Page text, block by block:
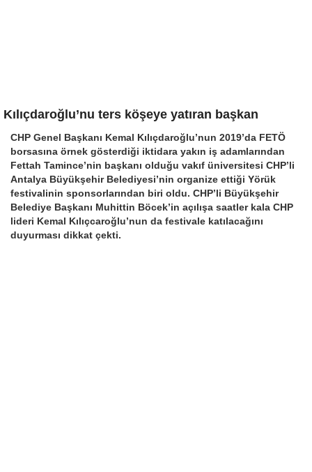
Kılıçdaroğlu’nu ters köşeye yatıran başkan
CHP Genel Başkanı Kemal Kılıçdaroğlu’nun 2019’da FETÖ
borsasına örnek gösterdiği iktidara yakın iş adamlarından
Fettah Tamince’nin başkanı olduğu vakıf üniversitesi CHP’li
Antalya Büyükşehir Belediyesi’nin organize ettiği Yörük
festivalinin sponsorlarından biri oldu. CHP’li Büyükşehir
Belediye Başkanı Muhittin Böcek’in açılışa saatler kala CHP
lideri Kemal Kılıçcaroğlu’nun da festivale katılacağını
duyurması dikkat çekti.